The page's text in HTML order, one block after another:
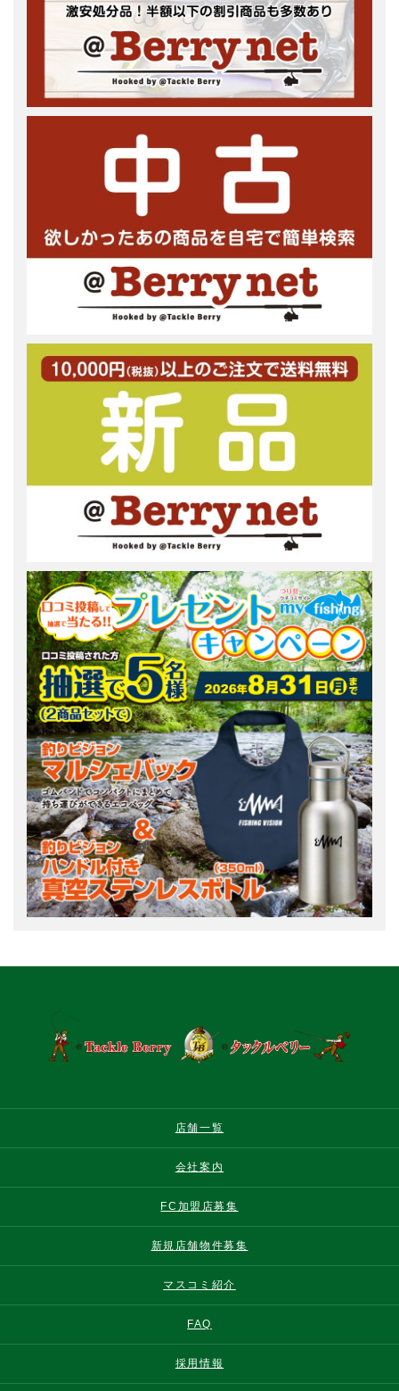
店舗一覧
会社案内
FC加盟店募集
新規店舗物件募集
マスコミ紹介
FAQ
採用情報